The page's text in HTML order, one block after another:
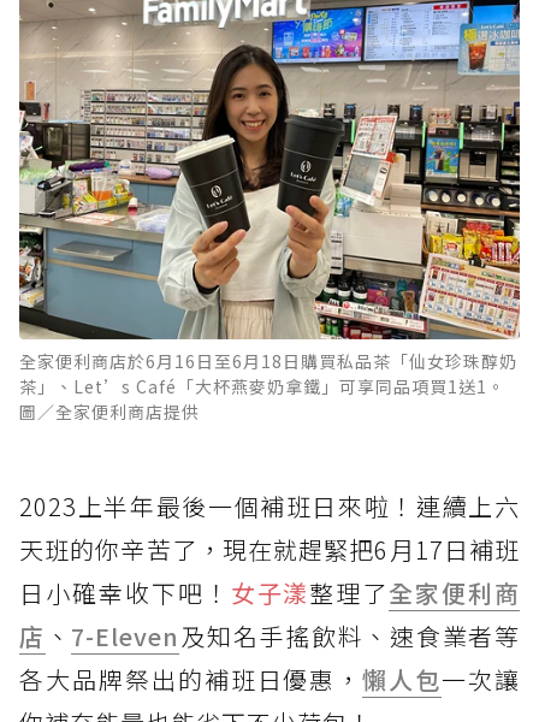
全家便利商店於6月16日至6月18日購買私品茶「仙女珍珠醇奶
茶」、Let’s Café「大杯燕麥奶拿鐵」可享同品項買1送1。
圖／全家便利商店提供
2023上半年最後一個補班日來啦！連續上六
天班的你辛苦了，現在就趕緊把6月17日補班
日小確幸收下吧！ 女子漾整理了全家便利商
店 、 7-Eleven 及知名手搖飲料、速食業者等
各大品牌祭出的補班日優惠，懶人包一次讓